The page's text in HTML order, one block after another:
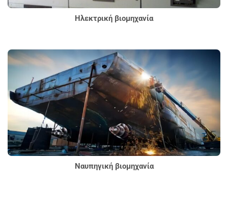
Ηλεκτρική βιομηχανία
Ναυπηγική βιομηχανία